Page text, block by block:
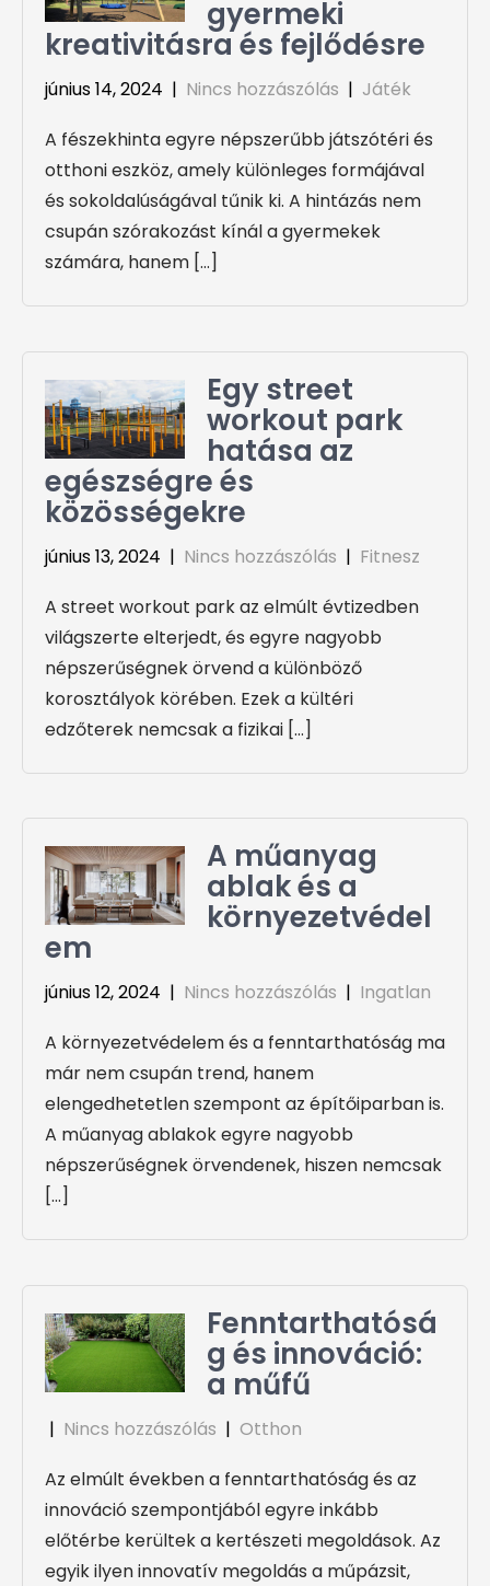
gyermeki
kreativitásra és fejlődésre
június 14, 2024 | Nincs hozzászólás | Játék
A fészekhinta egyre népszerűbb játszótéri és
otthoni eszköz, amely különleges formájával
és sokoldalúságával tűnik ki. A hintázás nem
csupán szórakozást kínál a gyermekek
számára, hanem […]
Egy street
workout park
hatása az
egészségre és
közösségekre
június 13, 2024 | Nincs hozzászólás | Fitnesz
A street workout park az elmúlt évtizedben
világszerte elterjedt, és egyre nagyobb
népszerűségnek örvend a különböző
korosztályok körében. Ezek a kültéri
edzőterek nemcsak a fizikai […]
A műanyag
ablak és a
környezetvédel
em
június 12, 2024 | Nincs hozzászólás | Ingatlan
A környezetvédelem és a fenntarthatóság ma
már nem csupán trend, hanem
elengedhetetlen szempont az építőiparban is.
A műanyag ablakok egyre nagyobb
népszerűségnek örvendenek, hiszen nemcsak
[…]
Fenntarthatósá
g és innováció:
a műfű
| Nincs hozzászólás | Otthon
Az elmúlt években a fenntarthatóság és az
innováció szempontjából egyre inkább
előtérbe kerültek a kertészeti megoldások. Az
egyik ilyen innovatív megoldás a műpázsit,